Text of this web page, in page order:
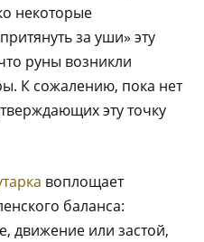
некоторые
за уши» эту
руны возникли
К сожалению, пока нет
эту точку
воплощает
баланса:
движение или застой,